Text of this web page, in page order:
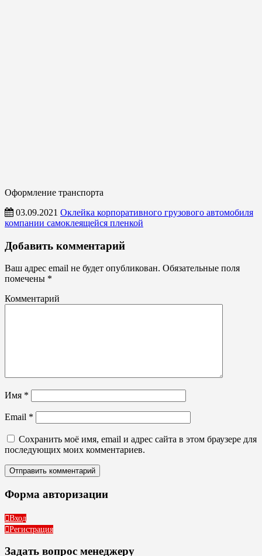
Оформление транспорта
03.09.2021 Оклейка корпоративного грузового автомобиля
компании самоклеящейся пленкой
Оформление
транспорта
Добавить комментарий
Ваш адрес email не будет опубликован. Обязательные поля
помечены *
Комментарий
Имя *
Email *
Сохранить моё имя, email и адрес сайта в этом браузере для
последующих моих комментариев.
Форма авторизации
Вход
Регистрация
Задать вопрос менеджеру